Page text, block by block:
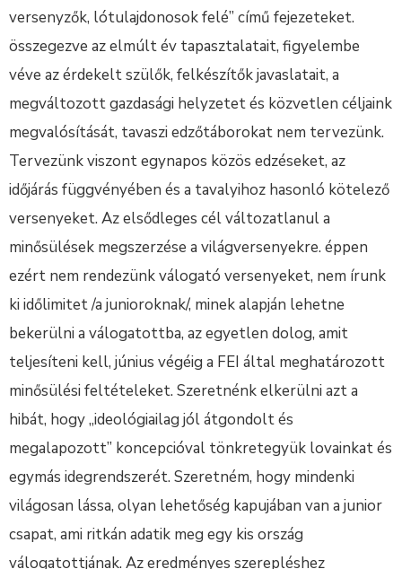
versenyzők, lótulajdonosok felé” című fejezeteket.
összegezve az elmúlt év tapasztalatait, figyelembe
véve az érdekelt szülők, felkészítők javaslatait, a
megváltozott gazdasági helyzetet és közvetlen céljaink
megvalósítását, tavaszi edzőtáborokat nem tervezünk.
Tervezünk viszont egynapos közös edzéseket, az
időjárás függvényében és a tavalyihoz hasonló kötelező
versenyeket. Az elsődleges cél változatlanul a
minősülések megszerzése a világversenyekre. éppen
ezért nem rendezünk válogató versenyeket, nem írunk
ki időlimitet /a junioroknak/, minek alapján lehetne
bekerülni a válogatottba, az egyetlen dolog, amit
teljesíteni kell, június végéig a FEI által meghatározott
minősülési feltételeket. Szeretnénk elkerülni azt a
hibát, hogy „ideológiailag jól átgondolt és
megalapozott” koncepcióval tönkretegyük lovainkat és
egymás idegrendszerét. Szeretném, hogy mindenki
világosan lássa, olyan lehetőség kapujában van a junior
csapat, ami ritkán adatik meg egy kis ország
válogatottjának. Az eredményes szerepléshez